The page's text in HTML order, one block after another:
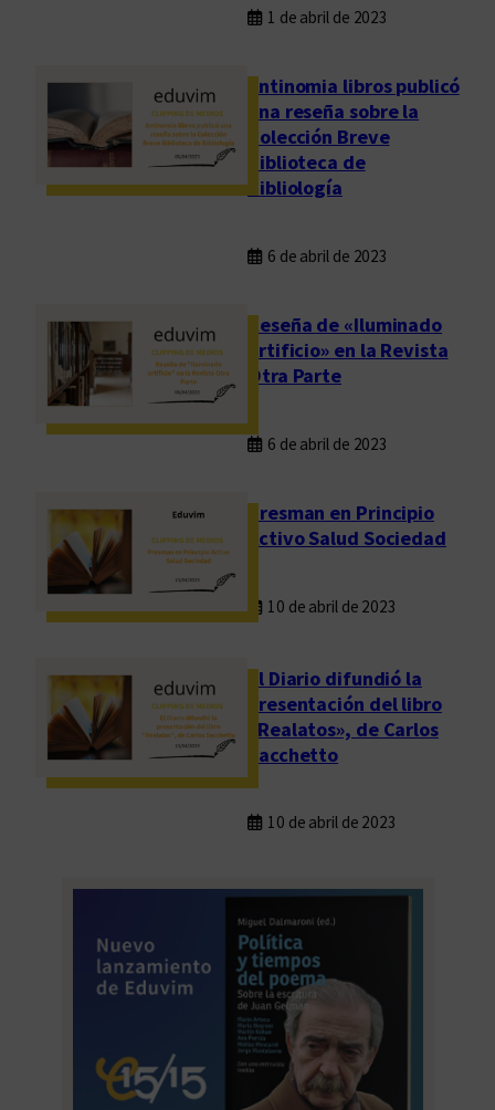
1 de abril de 2023
Antinomia libros publicó
una reseña sobre la
Colección Breve
Biblioteca de
Bibliología
6 de abril de 2023
Reseña de «Iluminado
artificio» en la Revista
Otra Parte
6 de abril de 2023
Presman en Principio
Activo Salud Sociedad
10 de abril de 2023
El Diario difundió la
presentación del libro
«Realatos», de Carlos
Sacchetto
10 de abril de 2023